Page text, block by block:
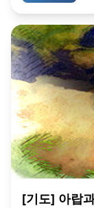
[기도] 아랍